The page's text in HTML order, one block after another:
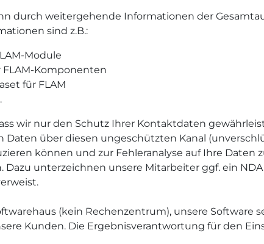
durch weitergehende Informationen der
sind z.B.:
Module
FLAM-Komponenten
für FLAM
wir nur den Schutz Ihrer Kontaktdaten
Daten über diesen ungeschützten Kanal
können und zur Fehleranalyse auf Ihre Daten
unterzeichnen unsere Mitarbeiter ggf. ein
(kein Rechenzentrum), unsere
Kunden. Die Ergebnisverantwortung für den